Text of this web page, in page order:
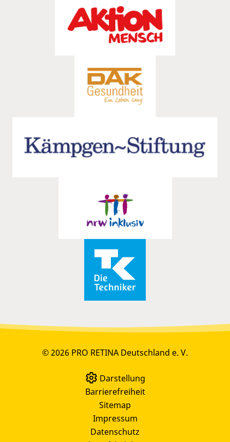
© 2026 PRO RETINA Deutschland e. V.
Darstellung
Barrierefreiheit
Sitemap
Impressum
Datenschutz